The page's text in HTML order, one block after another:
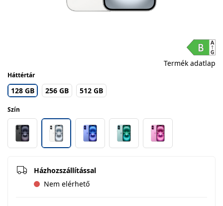
Termék adatlap
Háttértár
128 GB 256 GB 512 GB
Szín
Házhozszállítással
Nem elérhető